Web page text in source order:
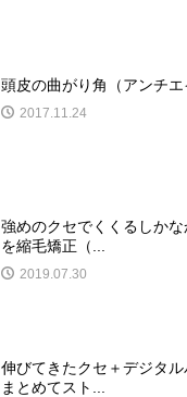
頭皮の曲がり角（アンチエ
2017.11.24
強めのクセでくくるしか
を縮毛矯正（...
2019.07.30
伸びてきたクセ＋デジタ
まとめてスト...